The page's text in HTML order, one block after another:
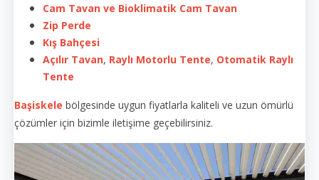
Cam Tavan ve Bioklimatik Cam Tavan
Zip Perde
Kış Bahçesi
Açılır Tavan, Raylı Motorlu Tente, Otomatik Raylı
Tente
Başiskele bölgesinde uygun fiyatlarla kaliteli ve uzun ömürlü
çözümler için bizimle iletişime geçebilirsiniz.